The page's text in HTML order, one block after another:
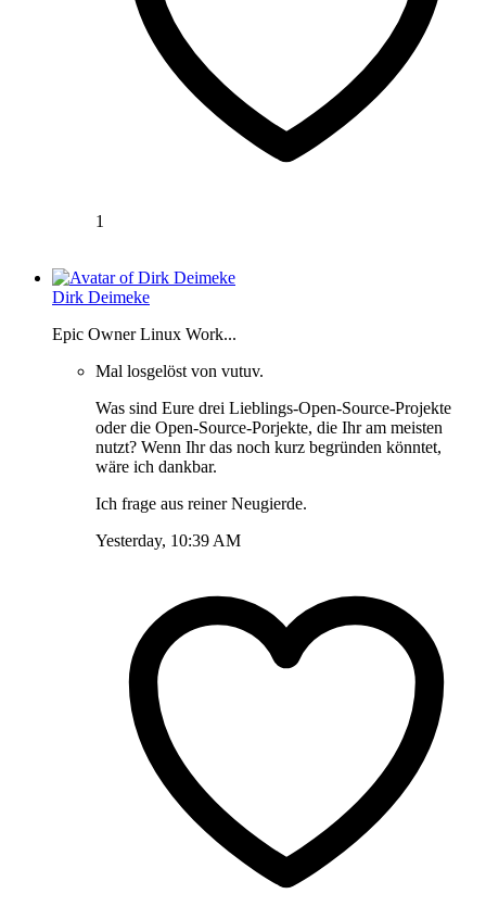
1
Dirk Deimeke
Epic Owner Linux Work...
Mal losgelöst von vutuv.
Was sind Eure drei Lieblings-Open-Source-Projekte
oder die Open-Source-Porjekte, die Ihr am meisten
nutzt? Wenn Ihr das noch kurz begründen könntet,
wäre ich dankbar.
Ich frage aus reiner Neugierde.
Yesterday, 10:39 AM